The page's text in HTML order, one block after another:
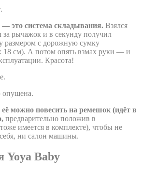
— это система складывания. Взялся
за рычажок и в секунду получил
размером с дорожную сумку
18 см). А потом опять взмах руки — и
Красота!
опущена.
её можно повесить на ремешок (идёт в
предварительно положив в
имеется в комплекте), чтобы не
ни салон машины.
Yoya Baby